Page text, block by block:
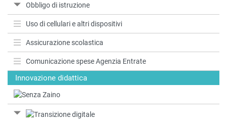
Obbligo di istruzione
Uso di cellulari e altri dispositivi
Assicurazione scolastica
Comunicazione spese Agenzia Entrate
Innovazione didattica